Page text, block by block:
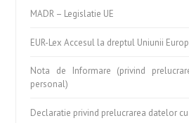
MADR – Legislatie UE
EUR-Lex Accesul la dreptul Uniunii
Nota de Informare (privind
personal)
Declaratie privind prelucrarea datelor